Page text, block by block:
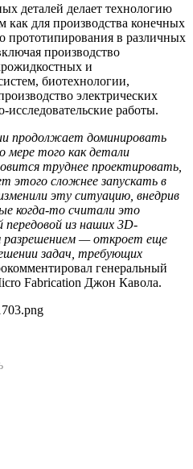
деталей делает технологию
для производства конечных
прототипирования в различных
производство
и
биотехнологии,
электрических
исследовательские работы.
продолжает доминировать
мере того как детали
труднее проектировать,
этого сложнее запускать в
эту ситуацию, внедрив
когда-то считали это
из наших 3D-
разрешением — откроет еще
задач, требующих
генеральный
Fabrication Джон Кавола.